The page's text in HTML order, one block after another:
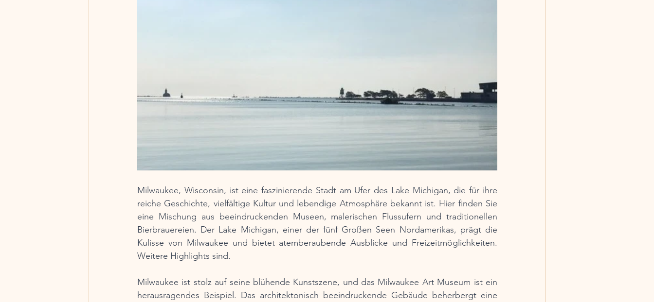
Milwaukee, Wisconsin, ist eine faszinierende Stadt am Ufer des Lake Michigan, die für ihre
reiche Geschichte, vielfältige Kultur und lebendige Atmosphäre bekannt ist. Hier finden Sie
eine Mischung aus beeindruckenden Museen, malerischen Flussufern und traditionellen
Bierbrauereien. Der Lake Michigan, einer der fünf Großen Seen Nordamerikas, prägt die
Kulisse von Milwaukee und bietet atemberaubende Ausblicke und Freizeitmöglichkeiten.
Weitere Highlights sind.
Milwaukee ist stolz auf seine blühende Kunstszene, und das Milwaukee Art Museum ist ein
herausragendes Beispiel. Das architektonisch beeindruckende Gebäude beherbergt eine